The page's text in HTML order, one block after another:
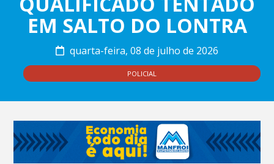
EM SALTO DO LONTRA
quarta-feira, 08 de julho de 2026
POLICIAL